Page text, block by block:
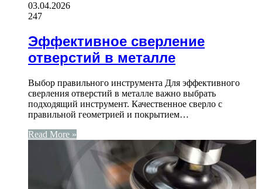
03.04.2026
247
Эффективное сверление
отверстий в металле
Выбор правильного инструмента Для эффективного
сверления отверстий в металле важно выбрать
подходящий инструмент. Качественное сверло с
правильной геометрией и покрытием…
Read More »